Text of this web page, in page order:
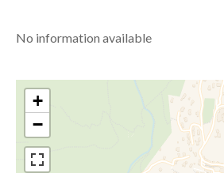
No information available
+
−